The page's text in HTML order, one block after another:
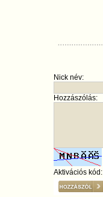
Nick név:
Hozzászólás:
Aktivációs kód: